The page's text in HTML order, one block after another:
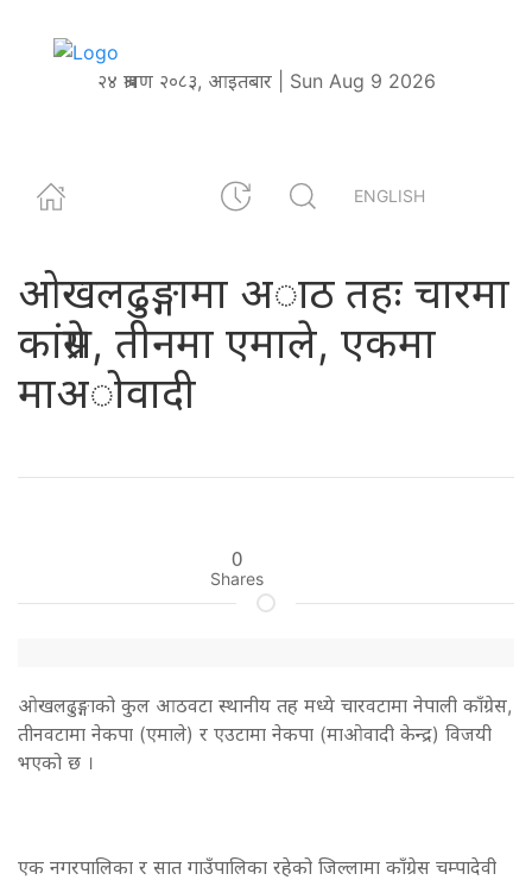
२४ श्रावण २०८३, आइतबार | Sun Aug 9 2026
ENGLISH
ओखलढुङ्गामा अाठ तहः चारमा
कांग्रेस, तीनमा एमाले, एकमा
माअोवादी
0
Shares
ओखलढुङ्गाको कुल आठवटा स्थानीय तह मध्ये चारवटामा नेपाली काँग्रेस,
तीनवटामा नेकपा (एमाले) र एउटामा नेकपा (माओवादी केन्द्र) विजयी
भएको छ ।
एक नगरपालिका र सात गाउँपालिका रहेको जिल्लामा काँग्रेस चम्पादेवी